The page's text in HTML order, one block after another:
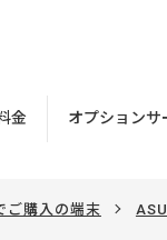
金 オプションサ
購入の端末